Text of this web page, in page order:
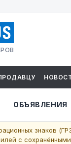
ОБЪЯВЛЕНИЯ
знаков
с